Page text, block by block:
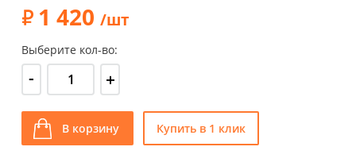
1 420 /шт
Выберите кол-во:
- +
В корзину Купить в 1 клик